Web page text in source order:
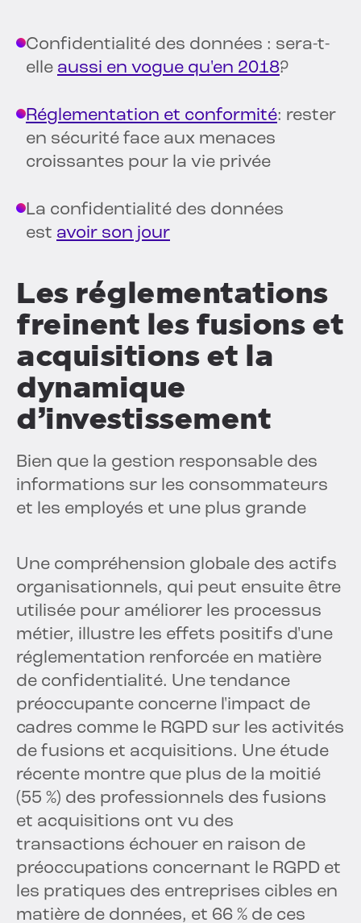
Confidentialité des données : sera-t-
elle aussi en vogue qu'en 2018?
Réglementation et conformité: rester
en sécurité face aux menaces
croissantes pour la vie privée
La confidentialité des données
est avoir son jour
Les réglementations
freinent les fusions et
acquisitions et la
dynamique
d’investissement
Bien que la gestion responsable des
informations sur les consommateurs
et les employés et une plus grande
Une compréhension globale des actifs
organisationnels, qui peut ensuite être
utilisée pour améliorer les processus
métier, illustre les effets positifs d'une
réglementation renforcée en matière
de confidentialité. Une tendance
préoccupante concerne l'impact de
cadres comme le RGPD sur les activités
de fusions et acquisitions. Une étude
récente montre que plus de la moitié
(55 %) des professionnels des fusions
et acquisitions ont vu des
transactions échouer en raison de
préoccupations concernant le RGPD et
les pratiques des entreprises cibles en
matière de données, et 66 % de ces